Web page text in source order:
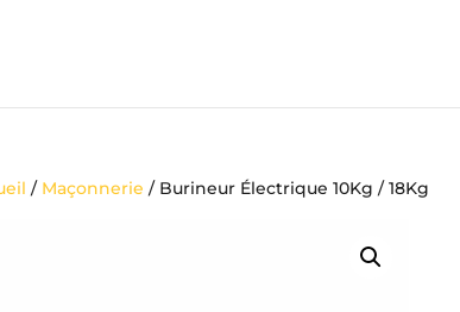
/ Maçonnerie / Burineur Électrique 10Kg / 18Kg